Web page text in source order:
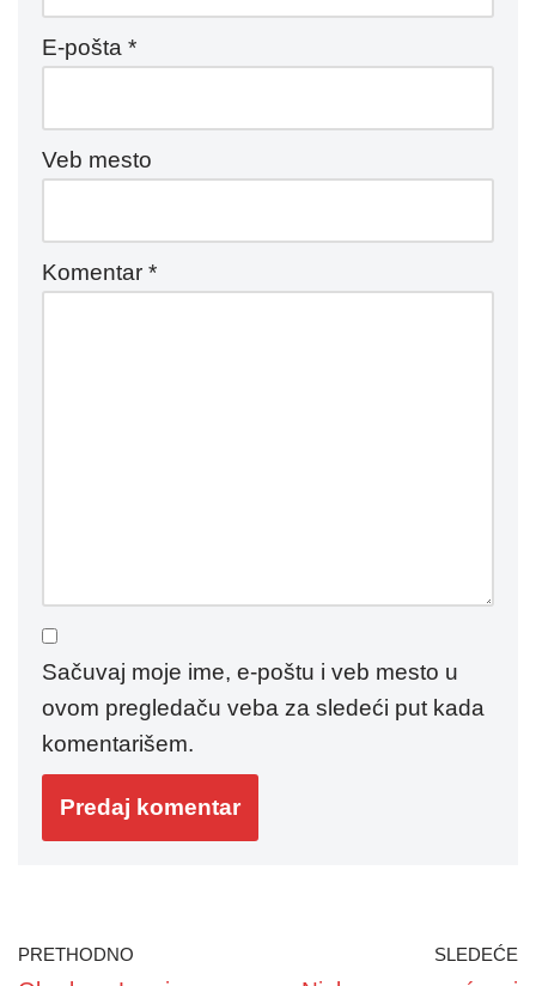
E-pošta *
Veb mesto
Komentar *
Sačuvaj moje ime, e-poštu i veb mesto u
ovom pregledaču veba za sledeći put kada
komentarišem.
PRETHODNO SLEDEĆE